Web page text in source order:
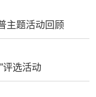
主题活动回顾
评选活动